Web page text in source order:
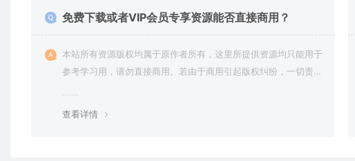
免费下载或者VIP会员专享资源能否直接商用？
本站所有资源版权均属于原作者所有，这里所提供资源均只能用于
参考学习用，请勿直接商用。若由于商用引起版权纠纷，一切责任
查看详情